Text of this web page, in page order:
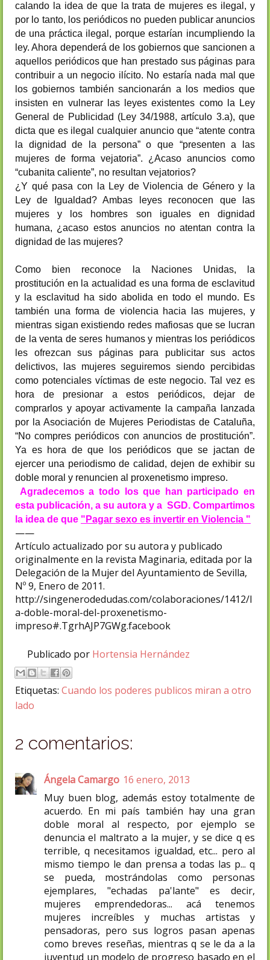
calando la idea de que la trata de mujeres es ilegal, y
por lo tanto, los periódicos no pueden publicar anuncios
de una práctica ilegal, porque estarían incumpliendo la
ley. Ahora dependerá de los gobiernos que sancionen a
aquellos periódicos que han prestado sus páginas para
contribuir a un negocio ilícito. No estaría nada mal que
los gobiernos también sancionarán a los medios que
insisten en vulnerar las leyes existentes como la Ley
General de Publicidad (Ley 34/1988, artículo 3.a), que
dicta que es ilegal cualquier anuncio que “atente contra
la dignidad de la persona” o que “presenten a las
mujeres de forma vejatoria”. ¿Acaso anuncios como
“cubanita caliente”, no resultan vejatorios?
¿Y qué pasa con la Ley de Violencia de Género y la
Ley de Igualdad? Ambas leyes reconocen que las
mujeres y los hombres son iguales en dignidad
humana, ¿acaso estos anuncios no atentan contra la
dignidad de las mujeres?
Como bien reconoce la Naciones Unidas, la
prostitución en la actualidad es una forma de esclavitud
y la esclavitud ha sido abolida en todo el mundo. Es
también una forma de violencia hacia las mujeres, y
mientras sigan existiendo redes mafiosas que se lucran
de la venta de seres humanos y mientras los periódicos
les ofrezcan sus páginas para publicitar sus actos
delictivos, las mujeres seguiremos siendo percibidas
como potenciales víctimas de este negocio. Tal vez es
hora de presionar a estos periódicos, dejar de
comprarlos y apoyar activamente la campaña lanzada
por la Asociación de Mujeres Periodistas de Cataluña,
“No compres periódicos con anuncios de prostitución”.
Ya es hora de que los periódicos que se jactan de
ejercer una periodismo de calidad, dejen de exhibir su
doble moral y renuncien al proxenetismo impreso.
Agradecemos a todo los que han participado en
esta publicación, a su autora y a SGD. Compartimos
la idea de que "Pagar sexo es invertir en Violencia "
——
Artículo actualizado por su autora y publicado
originalmente en la revista Maginaria, editada por la
Delegación de la Mujer del Ayuntamiento de Sevilla,
Nº 9, Enero de 2011.
http://singenerodedudas.com/colaboraciones/1412/l
a-doble-moral-del-proxenetismo-
impreso#.TgrhAJP7GWg.facebook
Publicado por Hortensia Hernández
Etiquetas: Cuando los poderes publicos miran a otro
lado
2 comentarios:
Ángela Camargo 16 enero, 2013
Muy buen blog, además estoy totalmente de
acuerdo. En mi país también hay una gran
doble moral al respecto, por ejemplo se
denuncia el maltrato a la mujer, y se dice q es
terrible, q necesitamos igualdad, etc... pero al
mismo tiempo le dan prensa a todas las p... q
se pueda, mostrándolas como personas
ejemplares, "echadas pa'lante" es decir,
mujeres emprendedoras... acá tenemos
mujeres increíbles y muchas artistas y
pensadoras, pero sus logros pasan apenas
como breves reseñas, mientras q se le da a la
juventud un modelo de progreso basado en el